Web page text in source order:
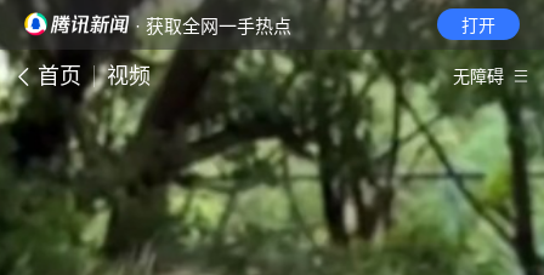
· 获取全网一手热点 打开
首页 视频 无障碍